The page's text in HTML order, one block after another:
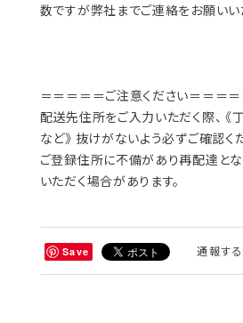
数ですが弊社までご連絡をお願いい
＝＝＝＝＝ご注意ください＝＝＝＝
配送先住所をご入力いただく際、 《
など》 抜けがないよう必ずご確認く
ご登録住所に不備があり再配達と
いただく場合があります。
Save 通報する